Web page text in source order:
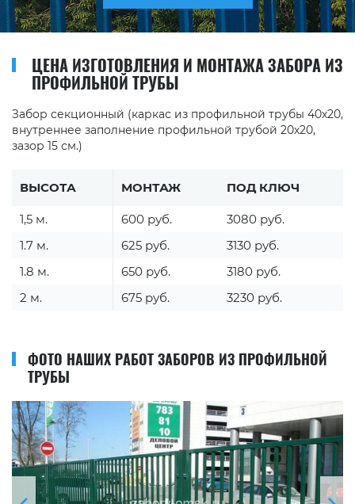
ЦЕНА ИЗГОТОВЛЕНИЯ И МОНТАЖА ЗАБОРА ИЗ
ПРОФИЛЬНОЙ ТРУБЫ
Забор секционный (каркас из профильной трубы 40х20,
внутреннее заполнение профильной трубой 20х20,
зазор 15 см.)
ВЫСОТА МОНТАЖ ПОД КЛЮЧ
1,5 м. 600 руб.
3080 руб.
1.7 м.
625 руб.
3130 руб.
1.8 м.
650 руб.
3180 руб.
2 м.
675 руб. 3230 руб.
ФОТО НАШИХ РАБОТ ЗАБОРОВ ИЗ ПРОФИЛЬНОЙ
ТРУБЫ